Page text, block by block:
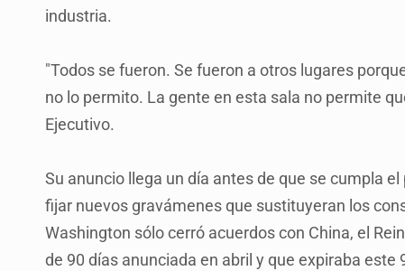
industria.
"Todos se fueron. Se fueron a otros lugares
no lo permito. La gente en esta sala no permite
Ejecutivo.
Su anuncio llega un día antes de que se cumpla
fijar nuevos gravámenes que sustituyeran los
Washington sólo cerró acuerdos con China, el
de 90 días anunciada en abril y que expiraba este